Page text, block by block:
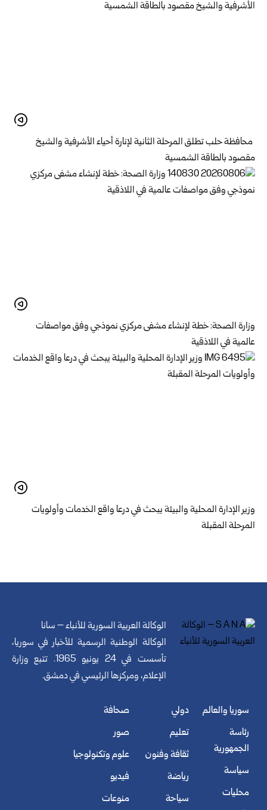
محافظة حلب تطلق المرحلة الثانية لإنارة أحياء الأشرفية والشيخ
مقصود بالطاقة الشمسية
وزارة الصحة: خطة لإنشاء مشفى مركزي نموذجي وفق مواصفات
عالمية في اللاذقية
وزير الإدارة المحلية والبيئة يبحث في درعا واقع الخدمات وأولويات
المرحلة المقبلة
الوكالة العربية السورية للأنباء – سانا
الوكالة الوطنية الرسمية للأخبار في سوريا،
تأسست في 24 يونيو 1965. تتبع وزارة
الإعلام، ومركزها الرئيسي في دمشق.
سوريا والعالم
رئاسة
الجمهورية
سياسة
محليات
دولي
تعليم
ثقافة وفنون
رياضة
سياحة
صحافة
صور
علوم وتكنولوجيا
فيديو
منوعات